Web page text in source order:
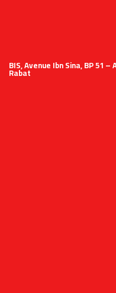
51 BIS, Avenue Ibn Sina, BP
Rabat